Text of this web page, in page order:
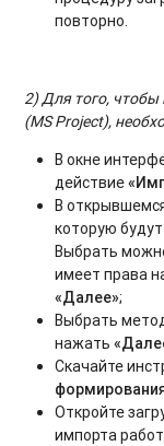
повторно.
2) Для того,
(MS Project),
В окне
действие
В
которую
Выбрать
имеет права
«Далее»;
Выбрать
нажать
Скачайте
Откройте
импорта